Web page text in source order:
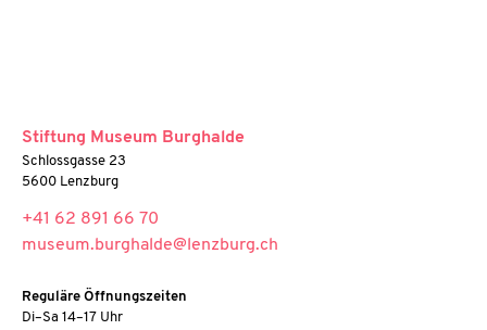
Stiftung Museum Burghalde
Schlossgasse 23
5600 Lenzburg
+41 62 891 66 70
museum.burghalde@lenzburg.ch
Reguläre Öffnungszeiten
Di–Sa 14–17 Uhr